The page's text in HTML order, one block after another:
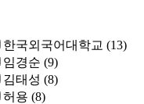
한국외국어대학교 (13)
임경순 (9)
김태성 (8)
허용 (8)